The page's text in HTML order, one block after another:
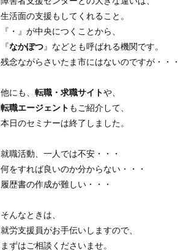
生活面の支援もしてくれること。
『・』が中央につくことから、
『なかぽつ』などとも呼ばれる機関です。
残念ながらさいたま市にはないのですが・・・
他にも、 転職・求職サイトや、
転職エージェント もご紹介して、
本日のセミナーは終了しました。
就職活動、一人では不安・・・
何をすれば良いのか分からない・・・
履歴書の作成が難しい・・・
そんなときは、
就労支援員がお手伝いしますので、
まずはご相談くださいませ。